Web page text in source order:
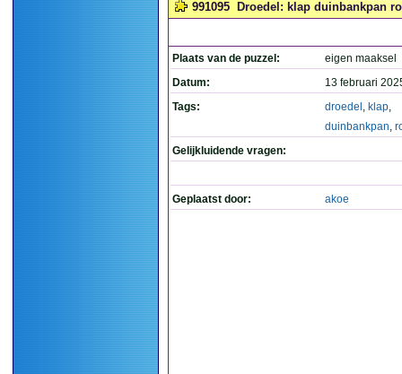
991095 Droedel: klap duinbankpan
Plaats van de puzzel:
eigen maaksel
Datum:
13 februari
Tags:
droedel , klap,
duinbankpan,
Gelijkluidende vragen:
Geplaatst door: akoe